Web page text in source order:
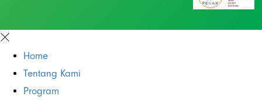
Home
Tentang Kami
Program